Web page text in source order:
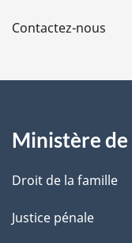
a
e
Contactez-nous
Ministère de
Droit de la famille
Justice pénale